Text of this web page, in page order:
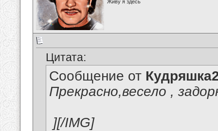
Живу я здесь
Цитата:
Сообщение от
Прекрасно,весело ,
][/IMG]